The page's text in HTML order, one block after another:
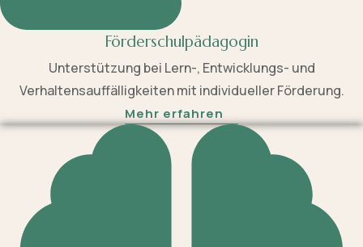
Förderschulpädagogin
Unterstützung bei Lern-, Entwicklungs- und
Verhaltensauffälligkeiten mit individueller Förderung.
Mehr erfahren